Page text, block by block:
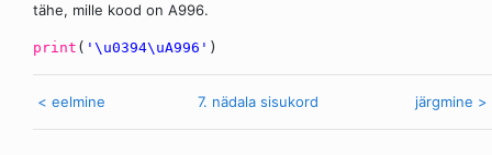
tähe, mille kood on A996.
print ( '\u0394\uA996' )
< eelmine 7. nädala sisukord järgmine >